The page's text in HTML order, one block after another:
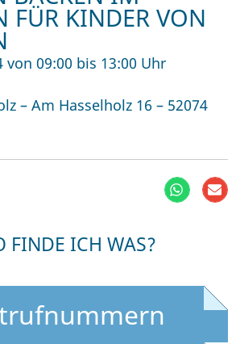
FÜR KINDER VON
von 09:00 bis 13:00 Uhr
– Am Hasselholz 16 – 52074
FINDE ICH WAS?